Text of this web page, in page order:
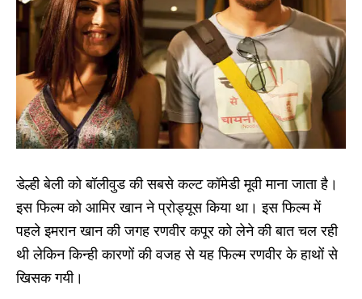
डेल्ही बेली को बॉलीवुड की सबसे कल्ट कॉमेडी मूवी माना जाता है।
इस फिल्म को आमिर खान ने प्रोड्यूस किया था। इस फिल्म में
पहले इमरान खान की जगह रणवीर कपूर को लेने की बात चल रही
थी लेकिन किन्ही कारणों की वजह से यह फिल्म रणवीर के हाथों से
खिसक गयी।